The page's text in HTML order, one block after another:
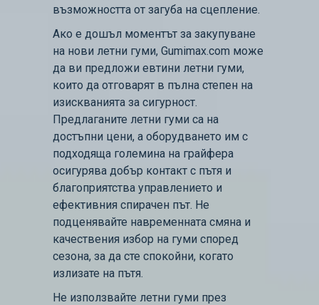
възможността от загуба на сцепление.
Ако е дошъл моментът за закупуване
на нови летни гуми, Gumimax.com може
да ви предложи евтини летни гуми,
които да отговарят в пълна степен на
изискванията за сигурност.
Предлаганите летни гуми са на
достъпни цени, а оборудването им с
подходяща големина на грайфера
осигурява добър контакт с пътя и
благоприятства управлението и
ефективния спирачен път. Не
подценявайте навременната смяна и
качествения избор на гуми според
сезона, за да сте спокойни, когато
излизате на пътя.
Не използвайте летни гуми през